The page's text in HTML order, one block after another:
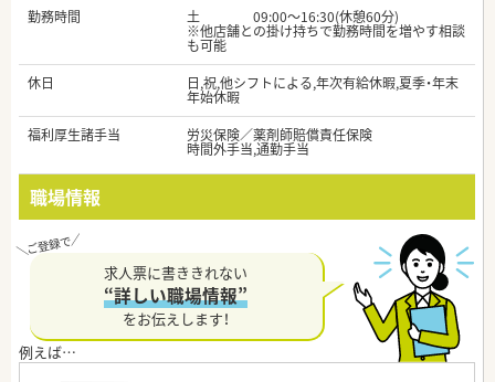
勤務時間
土 09:00～16:30(休憩60分)
※他店舗との掛け持ちで勤務時間を増やす相談
も可能
休日
日,祝,他シフトによる,年次有給休暇,夏季・年末
年始休暇
福利厚生諸手当
労災保険／薬剤師賠償責任保険
時間外手当,通勤手当
職場情報
求人票に書ききれない
“詳しい職場情報”
をお伝えします！